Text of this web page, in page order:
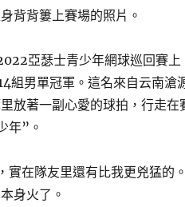
背背簍上賽場的照片。
亞瑟士青少年網球巡回賽
組男單冠軍。這名來自云南滄
放著一副心愛的球拍，行走
年”。
實在隊友里還有比我更兇猛的
身火了。